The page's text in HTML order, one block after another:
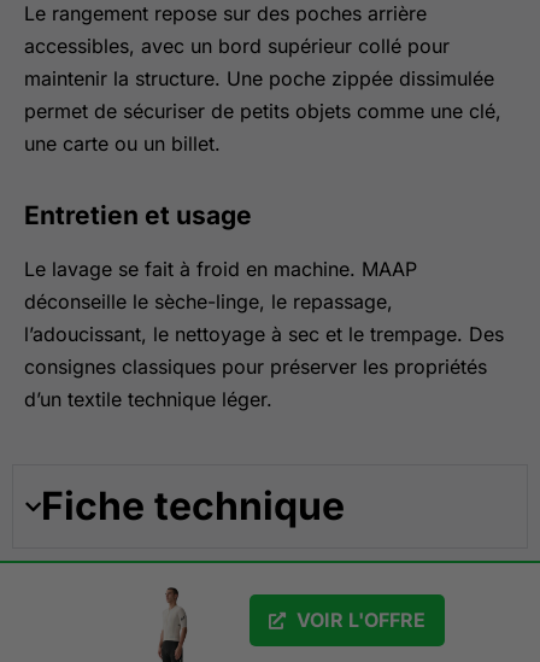
Le rangement repose sur des poches arrière
accessibles, avec un bord supérieur collé pour
maintenir la structure. Une poche zippée dissimulée
permet de sécuriser de petits objets comme une clé,
une carte ou un billet.
Entretien et usage
Le lavage se fait à froid en machine. MAAP
déconseille le sèche-linge, le repassage,
l’adoucissant, le nettoyage à sec et le trempage. Des
consignes classiques pour préserver les propriétés
d’un textile technique léger.
Fiche technique
VOIR L'OFFRE